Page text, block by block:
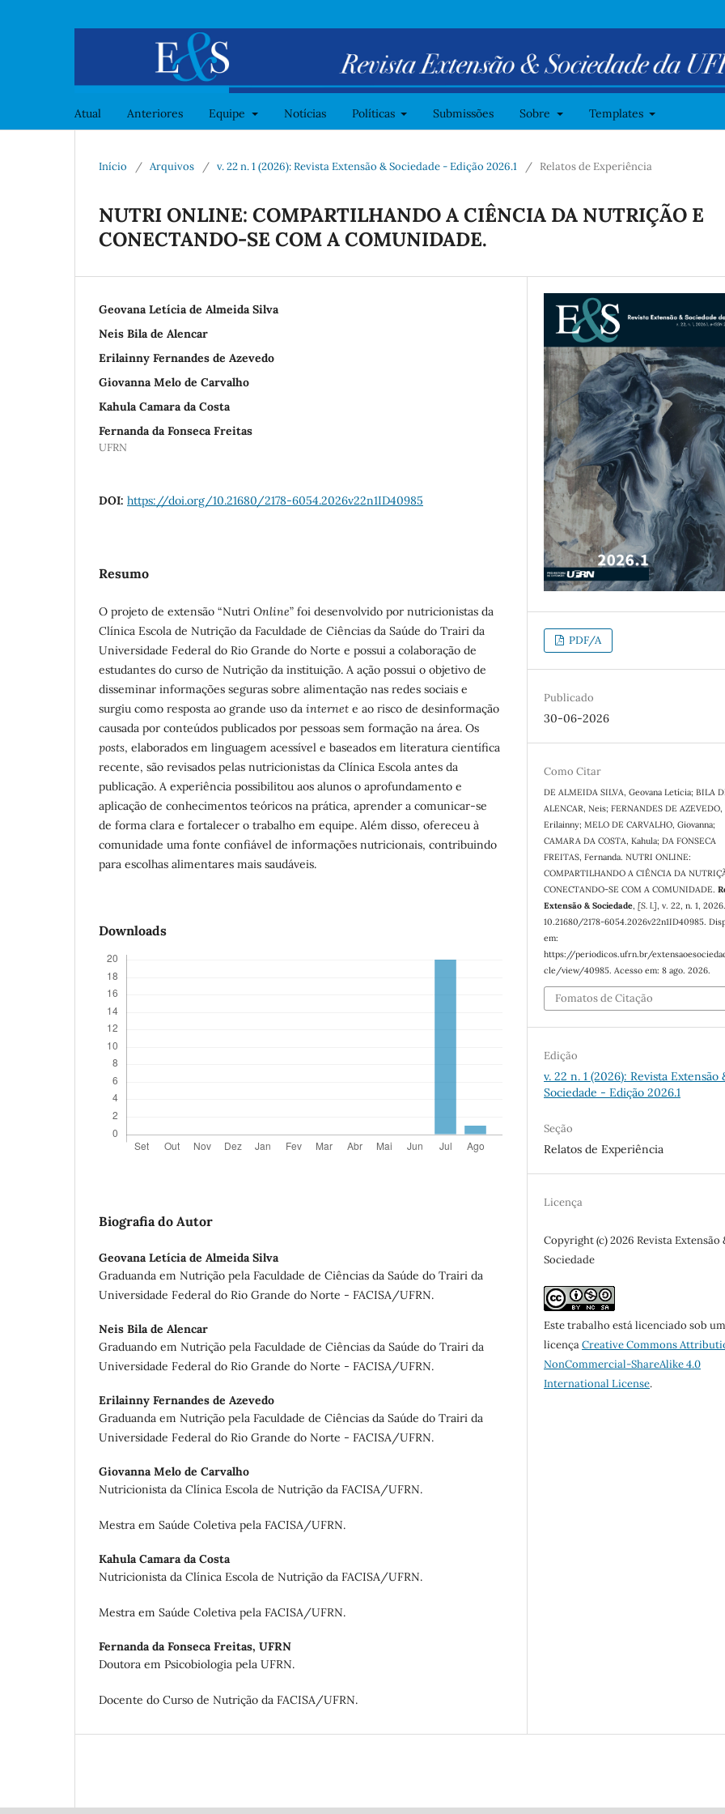
Atual Anteriores Equipe Notícias Políticas Submissões Sobre Templates
Início / Arquivos / v. 22 n. 1 (2026): Revista Extensão & Sociedade - Edição 2026.1 / Relatos de Experiência
NUTRI ONLINE: COMPARTILHANDO A CIÊNCIA DA NUTRIÇÃO E
CONECTANDO-SE COM A COMUNIDADE.
Geovana Letícia de Almeida Silva
Neis Bila de Alencar
Erilainny Fernandes de Azevedo
Giovanna Melo de Carvalho
Kahula Camara da Costa
Fernanda da Fonseca Freitas
UFRN
DOI: https://doi.org/10.21680/2178-6054.2026v22n1ID40985
Resumo
O projeto de extensão “Nutri Online” foi desenvolvido por nutricionistas da
Clínica Escola de Nutrição da Faculdade de Ciências da Saúde do Trairi da
Universidade Federal do Rio Grande do Norte e possui a colaboração de
estudantes do curso de Nutrição da instituição. A ação possui o objetivo de
disseminar informações seguras sobre alimentação nas redes sociais e
surgiu como resposta ao grande uso da internet e ao risco de desinformação
causada por conteúdos publicados por pessoas sem formação na área. Os
posts, elaborados em linguagem acessível e baseados em literatura científica
recente, são revisados pelas nutricionistas da Clínica Escola antes da
publicação. A experiência possibilitou aos alunos o aprofundamento e
aplicação de conhecimentos teóricos na prática, aprender a comunicar-se
de forma clara e fortalecer o trabalho em equipe. Além disso, ofereceu à
comunidade uma fonte confiável de informações nutricionais, contribuindo
para escolhas alimentares mais saudáveis.
Downloads
Biografia do Autor
Geovana Letícia de Almeida Silva
Graduanda em Nutrição pela Faculdade de Ciências da Saúde do Trairi da
Universidade Federal do Rio Grande do Norte - FACISA/UFRN.
Neis Bila de Alencar
Graduando em Nutrição pela Faculdade de Ciências da Saúde do Trairi da
Universidade Federal do Rio Grande do Norte - FACISA/UFRN.
Erilainny Fernandes de Azevedo
Graduanda em Nutrição pela Faculdade de Ciências da Saúde do Trairi da
Universidade Federal do Rio Grande do Norte - FACISA/UFRN.
Giovanna Melo de Carvalho
Nutricionista da Clínica Escola de Nutrição da FACISA/UFRN.
Mestra em Saúde Coletiva pela FACISA/UFRN.
Kahula Camara da Costa
Nutricionista da Clínica Escola de Nutrição da FACISA/UFRN.
Mestra em Saúde Coletiva pela FACISA/UFRN.
Fernanda da Fonseca Freitas, UFRN
Doutora em Psicobiologia pela UFRN.
Docente do Curso de Nutrição da FACISA/UFRN.
PDF/A
Publicado
30-06-2026
Como Citar
DE ALMEIDA SILVA, Geovana Letícia; BILA
ALENCAR, Neis; FERNANDES DE AZEVEDO,
Erilainny; MELO DE CARVALHO, Giovanna;
CAMARA DA COSTA, Kahula; DA FONSECA
FREITAS, Fernanda. NUTRI ONLINE:
COMPARTILHANDO A CIÊNCIA DA
CONECTANDO-SE COM A COMUNIDADE.
Extensão & Sociedade ,[S. l.] , v. 22, n. 1,
10.21680/2178-6054.2026v22n1ID40985.
em:
https://periodicos.ufrn.br/
cle/view/40985. Acesso em: 8 ago. 2026.
Fomatos de Citação
Edição
v. 22 n. 1 (2026): Revista Extensão
Sociedade - Edição 2026.1
Seção
Relatos de Experiência
Licença
Copyright (c) 2026 Revista Extensão
Sociedade
Este trabalho está licenciado sob
licençaCreative Commons
NonCommercial-ShareAlike 4.0
International License.